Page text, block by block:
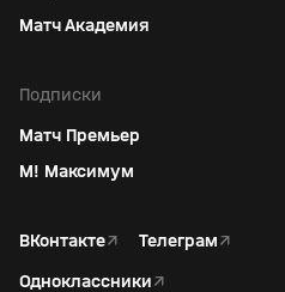
Матч Академия
Подписки
Матч Премьер
М! Максимум
ВКонтакте↗ Телеграм↗
Одноклассники↗